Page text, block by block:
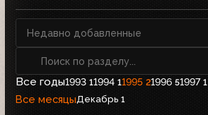
Все годы1993 11994 11995 21996 51997 1
Все месяцыДекабрь 1